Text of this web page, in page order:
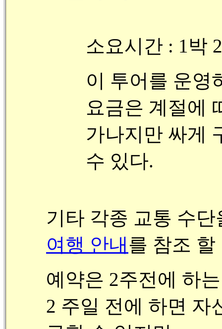
소요시간 : 1박
이 투어를 운영
요금은 계절에
가나지만 싸게
수 있다.
기타 각종 교통 수
여행 안내를 참조 할
예약은 2주전에 하
2 주일 전에 하면 자